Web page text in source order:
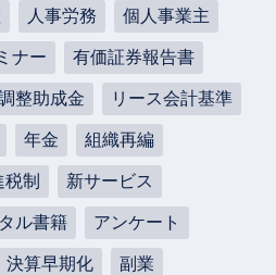
人事労務 個人事業主
ナー 有価証券報告書
整助成金 リース会計基準
年金 組織再編
制 新サービス
ル書籍 アンケート
決算早期化 副業